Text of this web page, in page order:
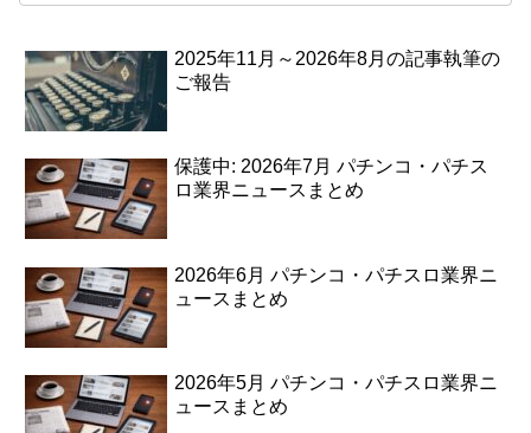
2025年11月～2026年8月の記事執筆の
ご報告
保護中: 2026年7月 パチンコ・パチス
ロ業界ニュースまとめ
2026年6月 パチンコ・パチスロ業界ニ
ュースまとめ
2026年5月 パチンコ・パチスロ業界ニ
ュースまとめ